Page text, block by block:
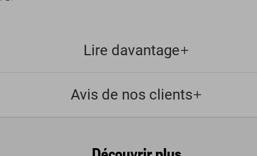
Lire davantage
Avis de nos clients